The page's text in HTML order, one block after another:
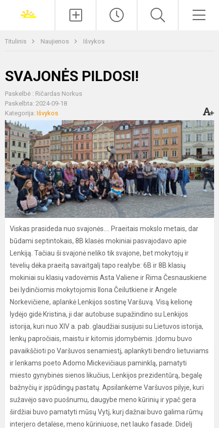
Titulinis Naujienos Išvykos
SVAJONĖS PILDOSI!
Paskelbė : Ričardas Norkus
Paskelbta: 2024-09-18
Kategorija: Išvykos
Viskas prasideda nuo svajonės.... Praeitais mokslo metais, dar
būdami septintokais, 8B klasės mokiniai pasvajodavo apie
Lenkiją. Tačiau ši svajonė neliko tik svajone, bet mokytojų ir
tėvelių dėka praeitą savaitgalį tapo realybe: 6B ir 8B klasių
mokiniai su klasių vadovėmis Asta Valiene ir Rima Česnauskiene
bei lydinčiomis mokytojomis Ilona Čeilutkiene ir Angele
Norkevičiene, aplankė Lenkijos sostinę Varšuvą. Visą kelionę
lydėjo gidė Kristina, ji dar autobuse supažindino su Lenkijos
istorija, kuri nuo XIV a. pab. glaudžiai susijusi su Lietuvos istorija,
lenkų papročiais, maistu ir kitomis įdomybėmis. Įdomu buvo
pavaikščioti po Varšuvos senamiestį, aplankyti bendro lietuviams
ir lenkams poeto Adomo Mickevičiaus paminklą, pamatyti
miesto gynybinės sienos likučius, Lenkijos prezidentūrą, begalę
bažnyčių ir įspūdingų pastatų. Apsilankėme Varšuvos pilyje, kuri
sužavėjo savo puošnumu, daugybe meno kūrinių ir ypač gera
širdžiai buvo pamatyti mūsų Vytį, kurį dažnai buvo galima rūmų
interjero detalėse, meno kūriniuose, net lauko fasade. Didelį